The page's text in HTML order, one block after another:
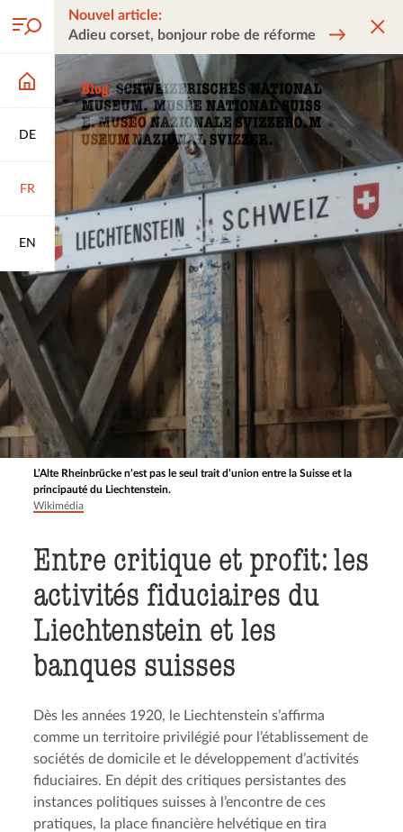
DE
FR
EN
Nouvel article:
Adieu corset, bonjour robe de réforme
L’Alte Rheinbrücke n’est pas le seul trait d’union entre la Suisse et la
principauté du Liechtenstein.
Wikimédia
Entre critique et profit: les
activités fiduciaires du
Liechten­stein et les
banques suisses
Dès les années 1920, le Liechtenstein s’affirma
comme un territoire privilégié pour l’établissement de
sociétés de domicile et le développement d’activités
fiduciaires. En dépit des critiques persistantes des
instances politiques suisses à l’encontre de ces
pratiques, la place financière helvétique en tira